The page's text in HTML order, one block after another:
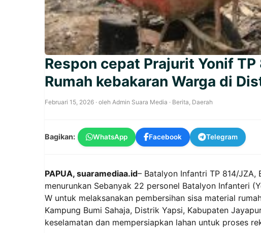
Respon cepat Prajurit Yonif
Rumah kebakaran Warga di
Februari 15, 2026 · oleh Admin Suara Media · Berita Daerah
Bagikan: WhatsApp Facebook Telegram
PAPUA, suaramediaa.id– Batalyon Infantri TP 814/JZA,
menurunkan Sebanyak 22 personel Batalyon Infanteri
W untuk melaksanakan pembersihan sisa material
Kampung Bumi Sahaja, Distrik Yapsi, Kabupaten
keselamatan dan mempersiapkan lahan untuk proses